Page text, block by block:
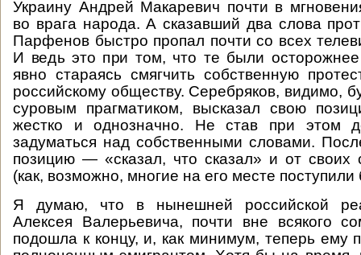
Украину Андрей Макаревич почти в
во врага народа. А сказавший два слова
Парфенов быстро пропал почти со всех
И ведь это при том, что те были
явно стараясь смягчить собственную
российскому обществу. Серебряков, видимо,
суровым прагматиком, высказал свою
жестко и однозначно. Не став при этом
задуматься над собственными словами.
позицию — «сказал, что сказал» и от своих
(как, возможно, многие на его месте
Я думаю, что в нынешней российской
Алексея Валерьевича, почти вне всякого
подошла к концу, и, как минимум, теперь ему